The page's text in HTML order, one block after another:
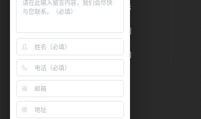
关于我们 产品展示
新闻资讯 合作案例
在线留言 联系我们